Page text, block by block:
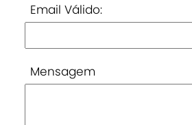
Email Válido:
Mensagem